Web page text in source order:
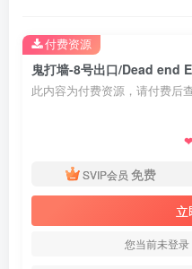
此内容为付费资源，请付费后
❤
SVIP会员 免费
立
您当前未登
付费资源